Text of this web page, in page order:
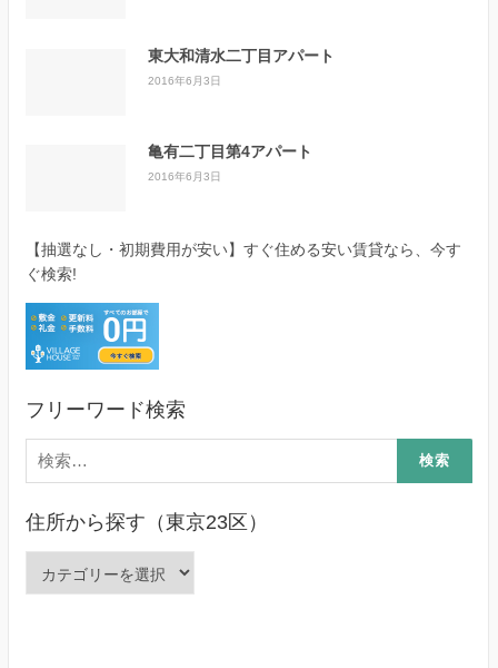
東大和清水二丁目アパート
2016年6月3日
亀有二丁目第4アパート
2016年6月3日
【抽選なし・初期費用が安い】すぐ住める安い賃貸なら、今す
ぐ検索!
フリーワード検索
検
索:
住所から探す（東京23区）